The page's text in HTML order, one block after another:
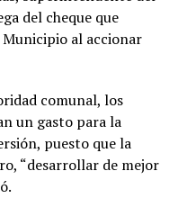
del cheque que
al accionar
comunal, los
un gasto para la
puesto que la
“desarrollar de mejor